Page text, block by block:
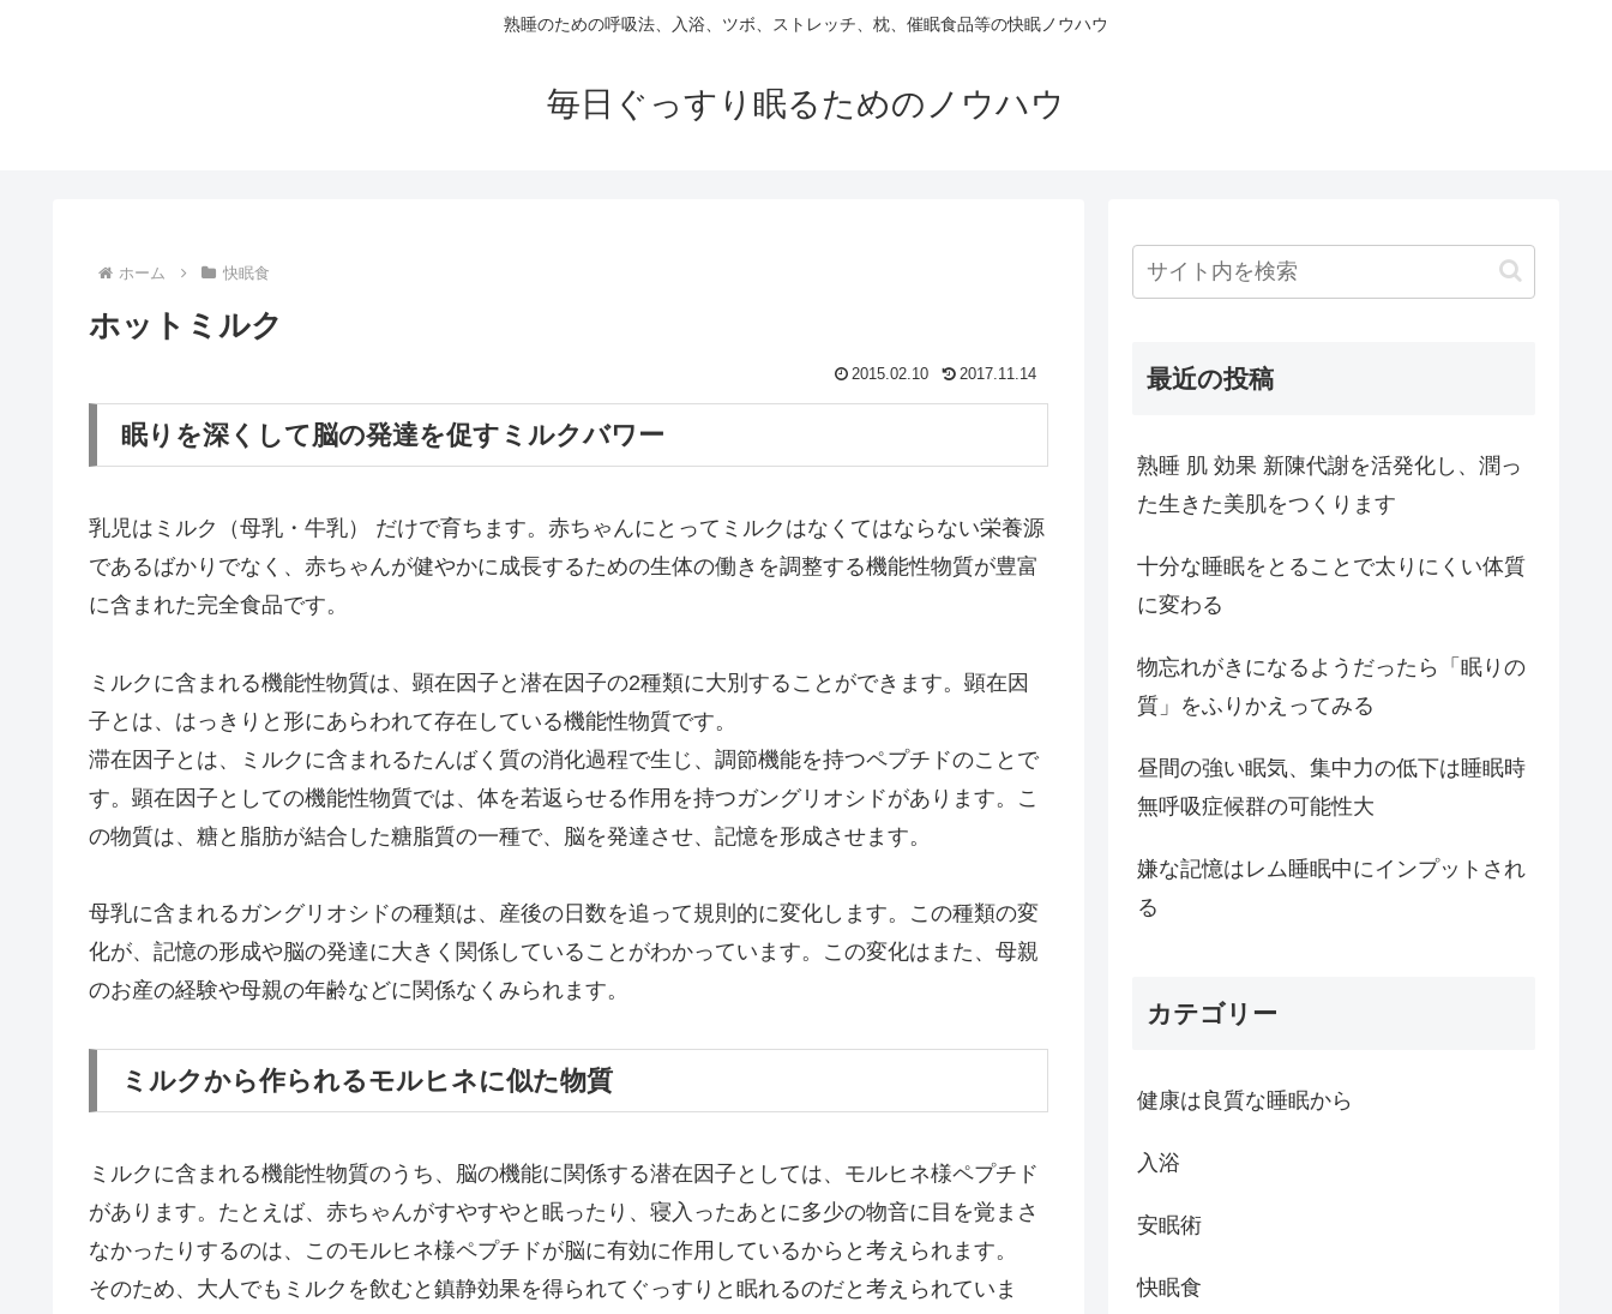
熟睡のための呼吸法、入浴、ツボ、ストレッチ、枕、催眠食品等の快眠ノウハウ
毎日ぐっすり眠るためのノウハウ
ホーム 快眠食
ホットミルク
2015.02.10 2017.11.14
眠りを深くして脳の発達を促すミルクバワー
乳児はミルク（母乳・牛乳） だけで育ちます。赤ちゃんにとってミルクはなくてはならない栄養源
であるばかりでなく、赤ちゃんが健やかに成長するための生体の働きを調整する機能性物質が豊富
に含まれた完全食品です。
ミルクに含まれる機能性物質は、顕在因子と潜在因子の2種類に大別することができます。顕在因
子とは、はっきりと形にあらわれて存在している機能性物質です。
滞在因子とは、ミルクに含まれるたんばく質の消化過程で生じ、調節機能を持つペプチドのことで
す。顕在因子としての機能性物質では、体を若返らせる作用を持つガングリオシドがあります。こ
の物質は、糖と脂肪が結合した糖脂質の一種で、脳を発達させ、記憶を形成させます。
母乳に含まれるガングリオシドの種類は、産後の日数を追って規則的に変化します。この種類の変
化が、記憶の形成や脳の発達に大きく関係していることがわかっています。この変化はまた、母親
のお産の経験や母親の年齢などに関係なくみられます。
ミルクから作られるモルヒネに似た物質
ミルクに含まれる機能性物質のうち、脳の機能に関係する潜在因子としては、モルヒネ様ペプチド
があります。たとえば、赤ちゃんがすやすやと眠ったり、寝入ったあとに多少の物音に目を覚まさ
なかったりするのは、このモルヒネ様ペプチドが脳に有効に作用しているからと考えられます。
そのため、大人でもミルクを飲むと鎮静効果を得られてぐっすりと眠れるのだと考えられていま
最近の投稿
熟睡 肌 効果 新陳代謝を活発化し、潤っ
た生きた美肌をつくります
十分な睡眠をとることで太りにくい体質
に変わる
物忘れがきになるようだったら「眠りの
質」をふりかえってみる
昼間の強い眠気、集中力の低下は睡眠時
無呼吸症候群の可能性大
嫌な記憶はレム睡眠中にインプットされ
る
カテゴリー
健康は良質な睡眠から
入浴
安眠術
快眠食